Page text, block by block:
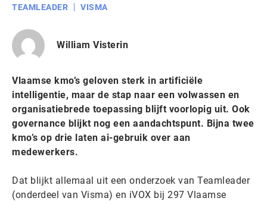
TEAMLEADER
VISMA
William Visterin
Vlaamse kmo’s geloven sterk in artificiële
intelligentie, maar de stap naar een volwassen en
organisatiebrede toepassing blijft voorlopig uit. Ook
governance blijkt nog een aandachtspunt. Bijna twee
kmo’s op drie laten ai-gebruik over aan
medewerkers.
Dat blijkt allemaal uit een onderzoek van Teamleader
(onderdeel van Visma) en iVOX bij 297 Vlaamse